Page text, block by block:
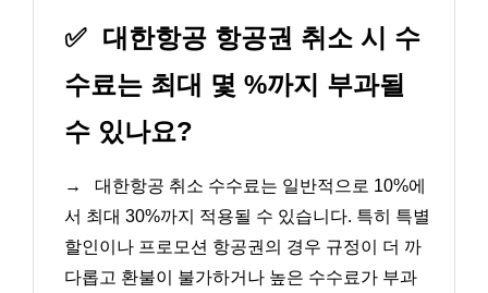
✅ 대한항공 항공권 취소 시 수
수료는 최대 몇 %까지 부과될
수 있나요?
→
대한항공 취소 수수료는 일반적으로 10%에
서 최대 30%까지 적용될 수 있습니다. 특히 특별
할인이나 프로모션 항공권의 경우 규정이 더 까
다롭고 환불이 불가하거나 높은 수수료가 부과